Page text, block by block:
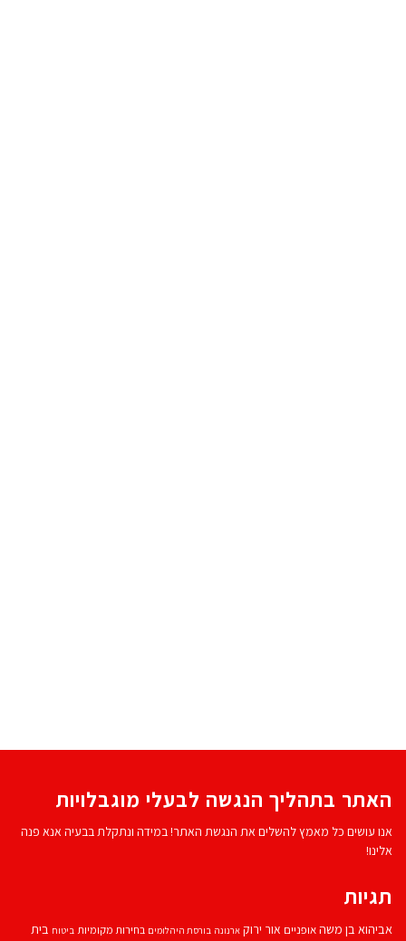
האתר בתהליך הנגשה לבעלי מוגבלויות
אנו עושים כל מאמץ להשלים את הנגשת האתר! במידה ונתקלת בבעיה אנא פנה
אלינו!
תגיות
אביהוא בן משהאופניים אור ירוק ארנונה בורסת היהלומים בחירות מקומיות ביטוח בית